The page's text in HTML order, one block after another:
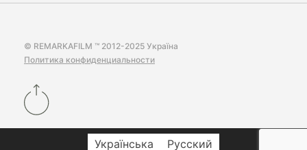
© REMARKAFILM ™ 2012-2025 Україна
Политика конфиденциальности
Українська Русский